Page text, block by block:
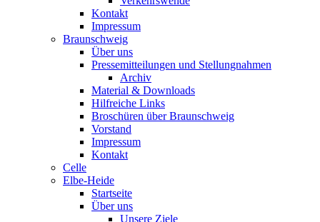
Kontakt
Impressum
Braunschweig
Über uns
Pressemitteilungen und Stellungnahmen
Archiv
Material & Downloads
Hilfreiche Links
Broschüren über Braunschweig
Vorstand
Impressum
Kontakt
Celle
Elbe-Heide
Startseite
Über uns
Unsere Ziele